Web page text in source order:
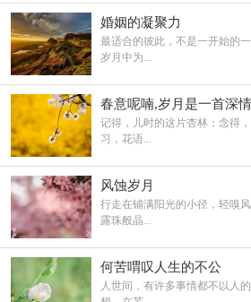
婚姻的凝聚力
最适合的彼此，不是一开始的
岁月中为...
春意呢喃,岁月是一首深
记得，儿时的这片杏林；念得
习，花语...
风蚀岁月
行走在铺满阳光的小径，轻嗅
露珠般晶...
何苦喟叹人生的不公
人世间，有许多事情都不以人